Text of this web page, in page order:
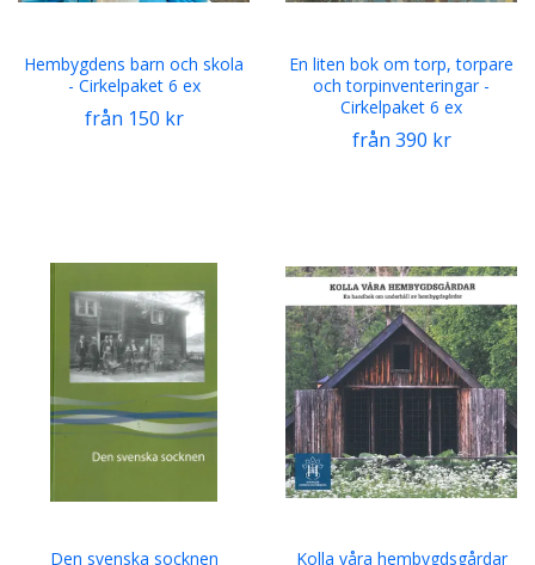
Hembygdens barn och skola
- Cirkelpaket 6 ex
från 150 kr
En liten bok om torp, torpare
och torpinventeringar -
Cirkelpaket 6 ex
från 390 kr
Den svenska socknen Kolla våra hembygdsgårdar